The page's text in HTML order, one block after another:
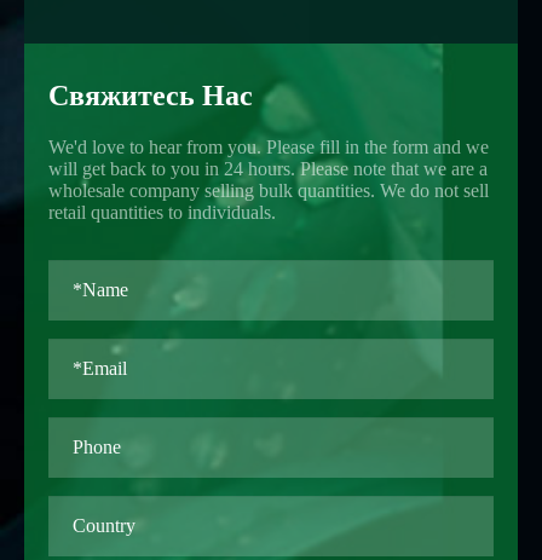
Свяжитесь Нас
We'd love to hear from you. Please fill in the form and we
will get back to you in 24 hours. Please note that we are a
wholesale company selling bulk quantities. We do not sell
retail quantities to individuals.